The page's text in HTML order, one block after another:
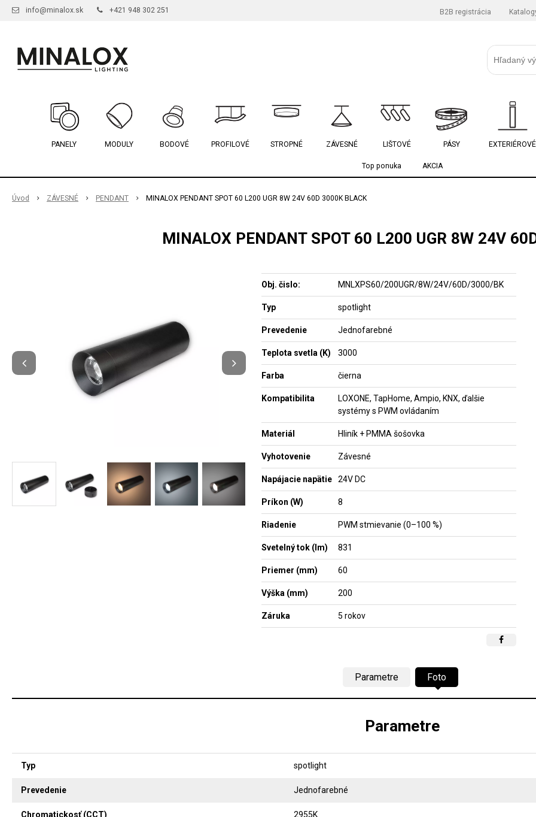
info@minalox.sk +421 948 302 251 B2B registrácia
PANELY MODULY BODOVÉ PROFILOVÉ STROPNÉ ZÁVESNÉ LIŠTOVÉ PÁSY EXTERIÉROVÉ
Top ponuka AKCIA
Úvod ZÁVESNÉ PENDANT MINALOX PENDANT SPOT 60 L200 UGR 8W 24V 60D 3000K BLACK
MINALOX PENDANT SPOT 60 L200 UGR 8W 24V
Obj. čislo: MNLXPS60/200UGR/8W/24V/60D/3000/BK
Typ spotlight
Prevedenie Jednofarebné
Teplota svetla (K) 3000
Farba čierna
Kompatibilita
LOXONE, TapHome, Ampio, KNX, ďalšie
systémy s PWM ovládaním
Materiál Hliník + PMMA šošovka
Vyhotovenie Závesné
Napájacie napätie 24V DC
Príkon (W) 8
Riadenie PWM stmievanie (0–100 %)
Svetelný tok (lm) 831
Priemer (mm) 60
Výška (mm) 200
Záruka 5 rokov
Parametre Foto
Parametre
Typ spotlight
Prevedenie Jednofarebné
Chromatickosť (CCT) 2955K